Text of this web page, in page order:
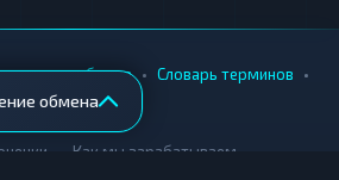
обмена
обмена • Словарь терминов •
AML-проверка
Как мы зарабатываем